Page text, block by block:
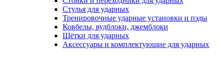
Стулья для ударных
Тренировочные ударные установки и пэды
Ковбелы, вудблоки, джемблоки
Щётки для ударных
Аксесcуары и комплектующие для ударных